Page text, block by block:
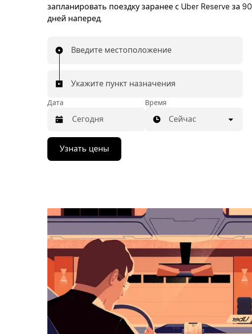
запланировать поездку заранее с Uber Reserve за 90
дней наперед.
Введите местоположение
Укажите пункт назначения
Дата
Нажмите
стрелку
вниз,
выбрать
дату.
закрыть
календарь,
нажмите
Esc.
Время
Сейчас
Узнать цены